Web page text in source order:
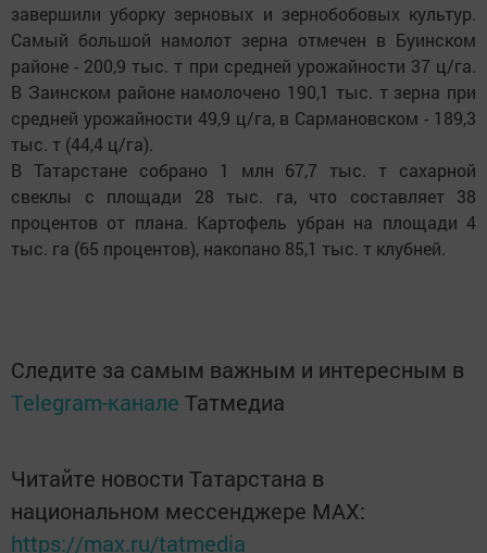
завершили уборку зерновых и зернобобовых культур.
Самый большой намолот зерна отмечен в Буинском
районе - 200,9 тыс. т при средней урожайности 37 ц/га.
В Заинском районе намолочено 190,1 тыс. т зерна при
средней урожайности 49,9 ц/га, в Сармановском - 189,3
тыс. т (44,4 ц/га).
В Татарстане собрано 1 млн 67,7 тыс. т сахарной
свеклы с площади 28 тыс. га, что составляет 38
процентов от плана. Картофель убран на площади 4
тыс. га (65 процентов), накопано 85,1 тыс. т клубней.
Следите за самым важным и интересным в
Telegram-канале Татмедиа
Читайте новости Татарстана в
национальном мессенджере MАХ:
https://max.ru/tatmedia